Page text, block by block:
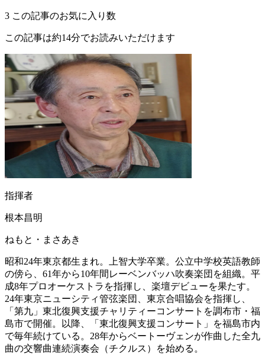
3 この記事のお気に入り数
この記事は約14分でお読みいただけます
指揮者
根本昌明
ねもと・まさあき
昭和24年東京都生まれ。上智大学卒業。公立中学校英語教師
の傍ら、61年から10年間レーベンバッハ吹奏楽団を組織。平
成8年プロオーケストラを指揮し、楽壇デビューを果たす。
24年東京ニューシティ管弦楽団、東京合唱協会を指揮し、
「第九」東北復興支援チャリティーコンサートを調布市・福
島市で開催。以降、「東北復興支援コンサート」を福島市内
で毎年続けている。28年からベートーヴェンが作曲した全九
曲の交響曲連続演奏会（チクルス）を始める。